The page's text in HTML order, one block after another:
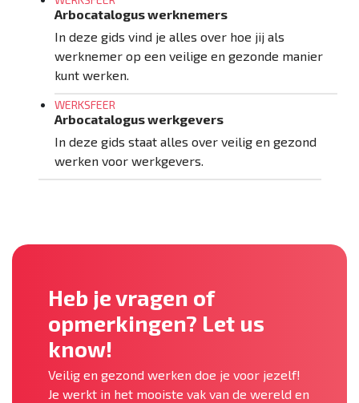
Arbocatalogus werknemers
In deze gids vind je alles over hoe jij als
werknemer op een veilige en gezonde manier
kunt werken.
WERKSFEER
Arbocatalogus werkgevers
In deze gids staat alles over veilig en gezond
werken voor werkgevers.
Heb je vragen of
opmerkingen? Let us
know!
Veilig en gezond werken doe je voor jezelf!
Je werkt in het mooiste vak van de wereld en